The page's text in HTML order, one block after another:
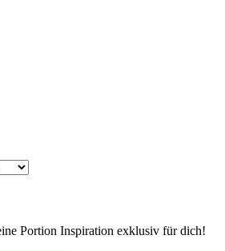
Portion Inspiration exklusiv für dich!